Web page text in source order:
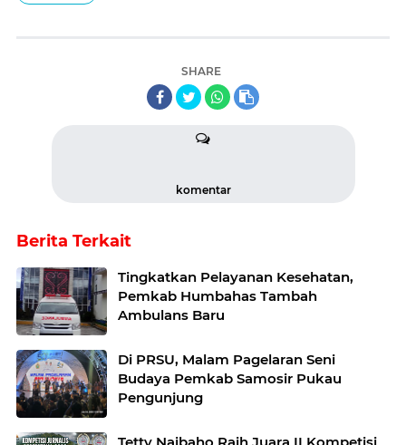
SHARE
komentar
Berita Terkait
Tingkatkan Pelayanan Kesehatan,
Pemkab Humbahas Tambah
Ambulans Baru
Di PRSU, Malam Pagelaran Seni
Budaya Pemkab Samosir Pukau
Pengunjung